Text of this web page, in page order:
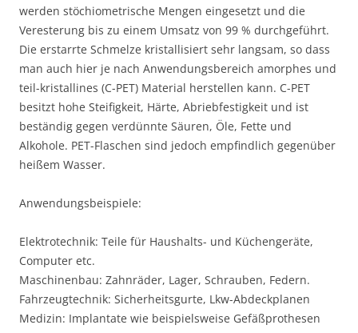
werden stöchiometrische Mengen eingesetzt und die
Veresterung bis zu einem Umsatz von 99 % durchgeführt.
Die erstarrte Schmelze kristallisiert sehr langsam, so dass
man auch hier je nach Anwendungsbereich amorphes und
teil-kristallines (C-PET) Material herstellen kann. C-PET
besitzt hohe Steifigkeit, Härte, Abriebfestigkeit und ist
beständig gegen verdünnte Säuren, Öle, Fette und
Alkohole. PET-Flaschen sind jedoch empfindlich gegenüber
heißem Wasser.
Anwendungsbeispiele:
Elektrotechnik: Teile für Haushalts- und Küchengeräte,
Computer etc.
Maschinenbau: Zahnräder, Lager, Schrauben, Federn.
Fahrzeugtechnik: Sicherheitsgurte, Lkw-Abdeckplanen
Medizin: Implantate wie beispielsweise Gefäßprothesen